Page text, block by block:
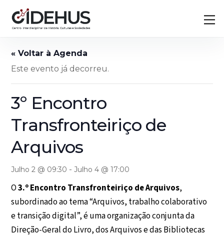
content
Este evento já decorreu.
3º Encontro
Transfronteiriço de
Arquivos
Julho 2 @ 09:30 -Julho 4 @ 17:00
O3.º Encontro Transfronteiriço de Arquivos,
subordinado ao tema “Arquivos, trabalho colaborativo
e transição digital”, é uma organização conjunta da
Direção-Geral do Livro, dos Arquivos e das Bibliotecas